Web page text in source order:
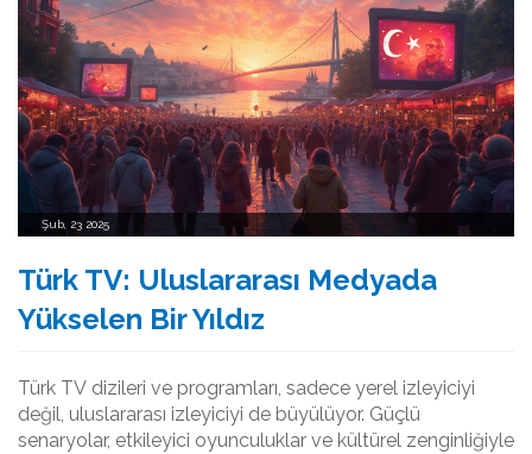
Şub, 23 2025
Türk TV: Uluslararası Medyada
Yükselen Bir Yıldız
Türk TV dizileri ve programları, sadece yerel izleyiciyi
değil, uluslararası izleyiciyi de büyülüyor. Güçlü
senaryolar, etkileyici oyunculuklar ve kültürel zenginliğiyle